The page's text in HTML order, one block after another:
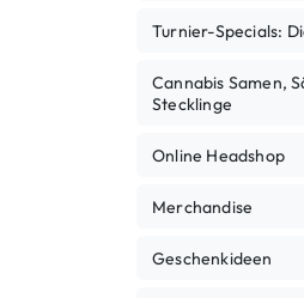
Turnier-Specials:
Cannabis Samen,
Stecklinge
Online Headshop
Merchandise
Geschenkideen